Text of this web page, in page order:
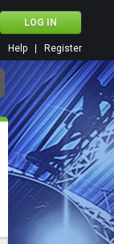
Register
Help